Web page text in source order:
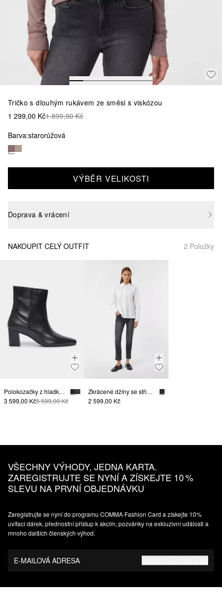
Tričko s dlouhým rukávem ze směsi s viskózou
1 299,00 Kč1 899,00 Kč
Barva:starorůžová
VÝBĚR VELIKOSTI
Doprava & vrácení
NAKOUPIT CELÝ OUTFIT 2 Položky
Polokozačky z hladké hovězí usně
3 599,00 Kč5 599,00 Kč
Zkrácené džíny se střihem Skinny Fit, se sepráním
2 599,00 Kč
VŠECHNY VÝHODY, JEDNA KARTA.
ZAREGISTRUJTE SE NYNÍ A ZÍSKEJTE 10 %
SLEVU NA PRVNÍ OBJEDNÁVKU
Zaregistrujte se nyní do programu COMMA Fashion Card a získejte 10%
uvítací dárek, přednostní přístup k akcím, pozvánky na exkluzivní události a
mnoho dalších členských výhod.
E-MAILOVÁ ADRESA